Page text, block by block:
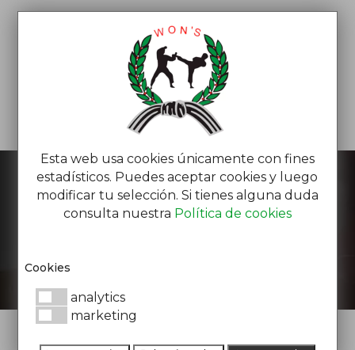
EL BLOG DE WON’S
Esta web usa cookies únicamente con fines
estadísticos. Puedes aceptar cookies y luego
modificar tu selección. Si tienes alguna duda
consulta nuestra Política de cookies
Cookies
analytics
marketing